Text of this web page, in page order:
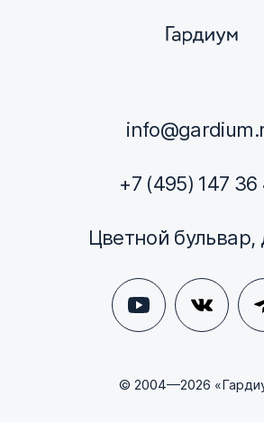
+7 (495) 147 36
Цветной бульвар,
© 2004—2026